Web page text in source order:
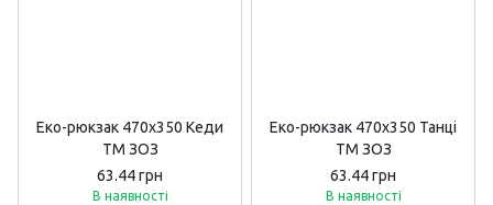
Еко-рюкзак 470х350 Кеди
ТМ ЗОЗ
63.44 грн
В наявності
Еко-рюкзак 470х350 Танці
ТМ ЗОЗ
63.44 грн
В наявності